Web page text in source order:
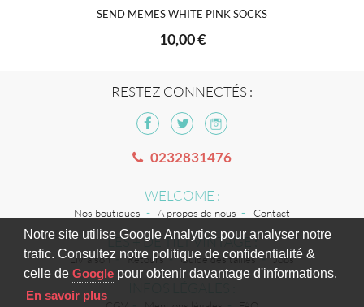
Notre site utilise Google Analytics pour analyser notre
trafic. Consultez notre politique de confidentialité &
celle de Googlepour obtenir davantage d'informations.
En savoir plus
SEND MEMES WHITE PINK SOCKS
10,00 €
RESTEZ CONNECTÉS :
0232831476
WELCOME :
Nos boutiques A propos de nous Contact
LES + DE TILT VINTAGE :
Livraison Retours Guide des tailles Jobs